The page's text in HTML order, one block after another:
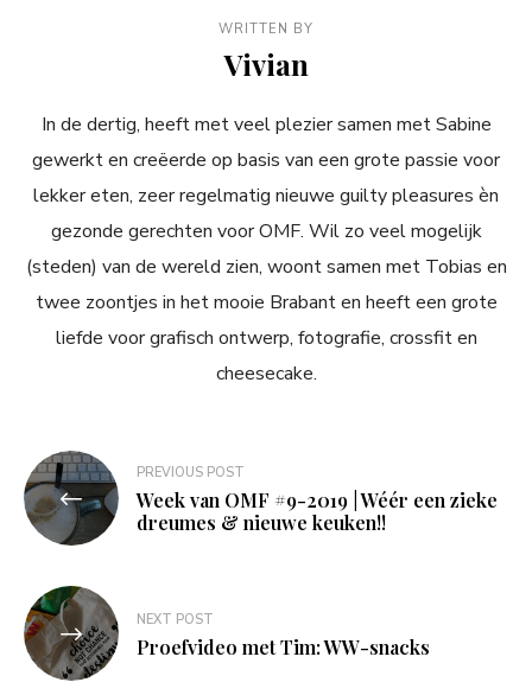
WRITTEN BY
Vivian
In de dertig, heeft met veel plezier samen met Sabine
gewerkt en creëerde op basis van een grote passie voor
lekker eten, zeer regelmatig nieuwe guilty pleasures èn
gezonde gerechten voor OMF. Wil zo veel mogelijk
(steden) van de wereld zien, woont samen met Tobias en
twee zoontjes in het mooie Brabant en heeft een grote
liefde voor grafisch ontwerp, fotografie, crossfit en
cheesecake.
Bericht
navigatie
PREVIOUS POST
Week van OMF #9-2019 | Wéér een zieke
dreumes & nieuwe keuken!!
NEXT POST
Proefvideo met Tim: WW-snacks